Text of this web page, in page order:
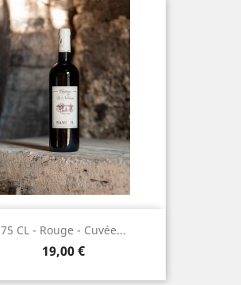
75 CL - Rouge - Cuvée...
Prix
19,00 €